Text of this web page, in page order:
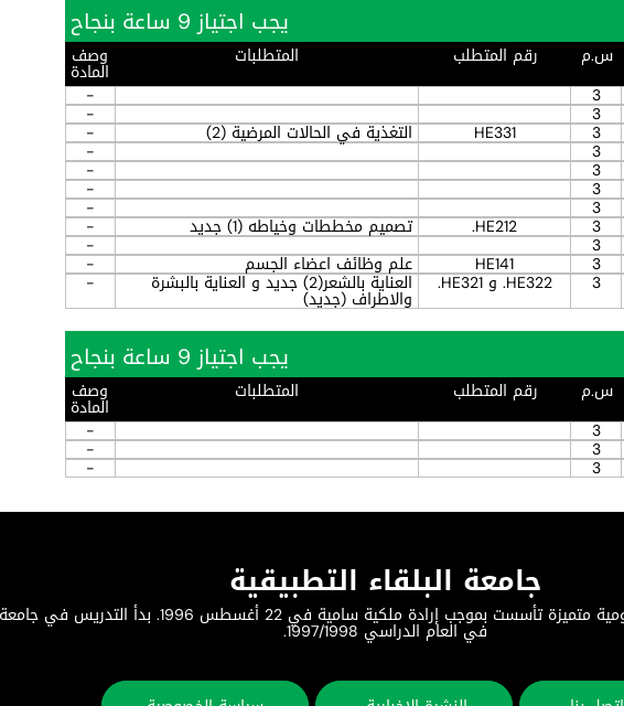
يجب اجتياز 9 ساعة بنجاح
س.م رقم المتطلب المتطلبات وصف
المادة
3
-
3
-
3
HE331 التغذية في الحالات المرضية (2) -
3
-
3
-
3
-
3
-
3
HE212. تصميم مخططات وخياطه (1) جديد -
3
-
3
HE141 علم وظائف اعضاء الجسم -
3 HE322. و HE321. العناية بالشعر(2) جديد و العناية بالبشرة
والاطراف (جديد)
-
يجب اجتياز 9 ساعة بنجاح
س.م رقم المتطلب المتطلبات وصف
المادة
3
-
3
-
3
-
جامعة البلقاء التطبيقية
جامعة البلقاء التطبيقية هي جامعة حكومية متميزة تأسست بموجب إرادة ملكية
في العام الدراسي 1997/1998.